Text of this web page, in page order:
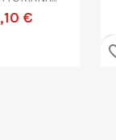
€